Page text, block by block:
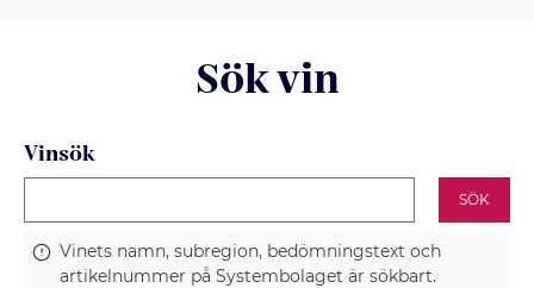
Sök vin
Vinsök
SÖK
Vinets namn, subregion, bedömningstext och
artikelnummer på Systembolaget är sökbart.